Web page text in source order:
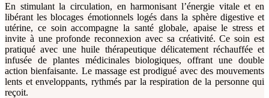
En stimulant la circulation, en harmonisant l’énergie vitale et en
libérant les blocages émotionnels logés dans la sphère digestive et
utérine, ce soin accompagne la santé globale, apaise le stress et
invite à une profonde reconnexion avec sa créativité. Ce soin est
pratiqué avec une huile thérapeutique délicatement réchauffée et
infusée de plantes médicinales biologiques, offrant une double
action bienfaisante. Le massage est prodigué avec des mouvements
lents et enveloppants, rythmés par la respiration de la personne qui
reçoit.